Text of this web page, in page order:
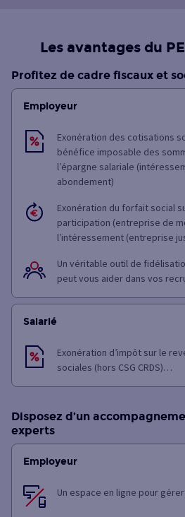
Les avantages du
Profitez de cadre fiscaux et
Employeur
Exonération des cotisations
bénéfice imposable des
l’épargne salariale
abondement)
Exonération du forfait social
participation (entreprise de
l’intéressement (entreprise
Un véritable outil de
peut vous aider dans vos
Salarié
Exonération d’impôt sur le
sociales (hors CSG CRDS)…
Disposez d’un
experts
Employeur
Un espace en ligne pour